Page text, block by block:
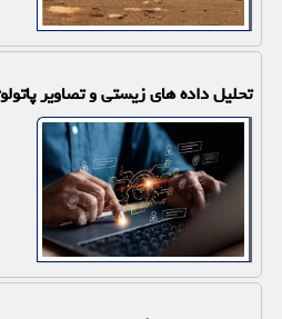
تحلیل داده های زیستی و تصاویر